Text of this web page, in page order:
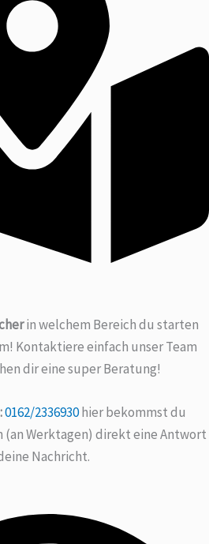
in welchem Bereich du starten
Kontaktiere einfach unser Team
dir eine super Beratung!
0162/2336930hier bekommst du
(an Werktagen) direkt eine Antwort
Nachricht.